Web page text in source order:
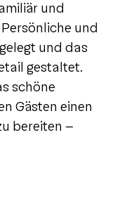
und
und
und das
gestaltet.
schöne
Gästen einen
bereiten -